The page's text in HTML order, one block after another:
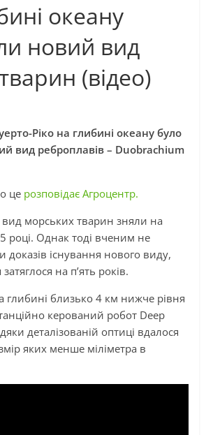
океану
новий вид
(відео)
Ріко на глибині океану було
вид реброплавів – Duobrachium
це розповідає Агроцентр.
морських тварин зняли на
році. Однак тоді вченим не
доказів існування нового виду,
на п’ять років.
глибині близько 4 км нижче рівня
керований робот Deep
деталізованій оптиці вдалося
яких менше міліметра в